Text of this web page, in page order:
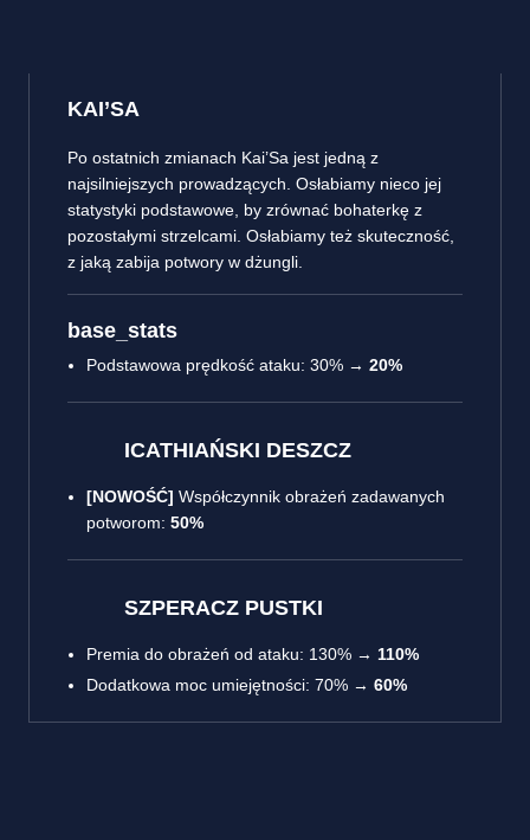
KAI’SA
Po ostatnich zmianach Kai’Sa jest jedną z
najsilniejszych prowadzących. Osłabiamy nieco jej
statystyki podstawowe, by zrównać bohaterkę z
pozostałymi strzelcami. Osłabiamy też skuteczność,
z jaką zabija potwory w dżungli.
base_stats
Podstawowa prędkość ataku: 30% → 20%
ICATHIAŃSKI DESZCZ
[NOWOŚĆ] Współczynnik obrażeń zadawanych
potworom: 50%
SZPERACZ PUSTKI
Premia do obrażeń od ataku: 130% → 110%
Dodatkowa moc umiejętności: 70% → 60%